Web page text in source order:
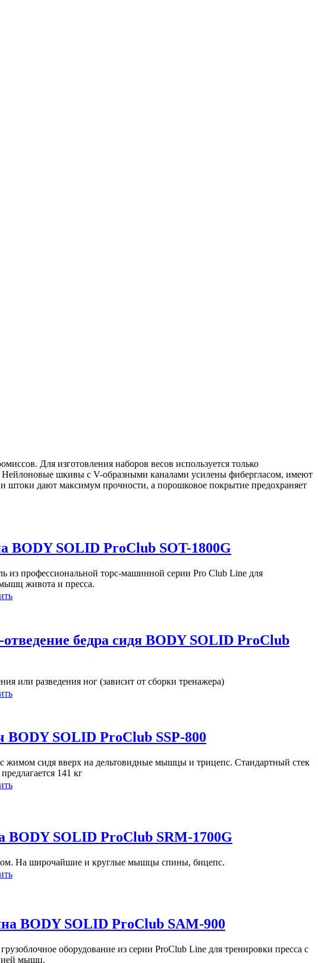
Для изготовления наборов весов используется только
шкивы с V-образными каналами усилены фибергласом, имеют
дают максимум прочности, а порошковое покрытие предохраняет
BODY SOLID ProClub SOT-1800G
из профессиональной торс-машинной серии Pro Club Line для
живота и пресса.
бедра сидя BODY SOLID ProClub
или разведения ног (зависит от сборки тренажера)
SOLID ProClub SSP-800
жимом сидя вверх на дельтовидные мышцы и трицепс. Стандартный стек
141 кг
BODY SOLID ProClub SRM-1700G
На широчайшие и круглые мышцы спины, бицепс.
BODY SOLID ProClub SAM-900
оборудование из серии ProClub Line для тренировки пресса с
мышц.